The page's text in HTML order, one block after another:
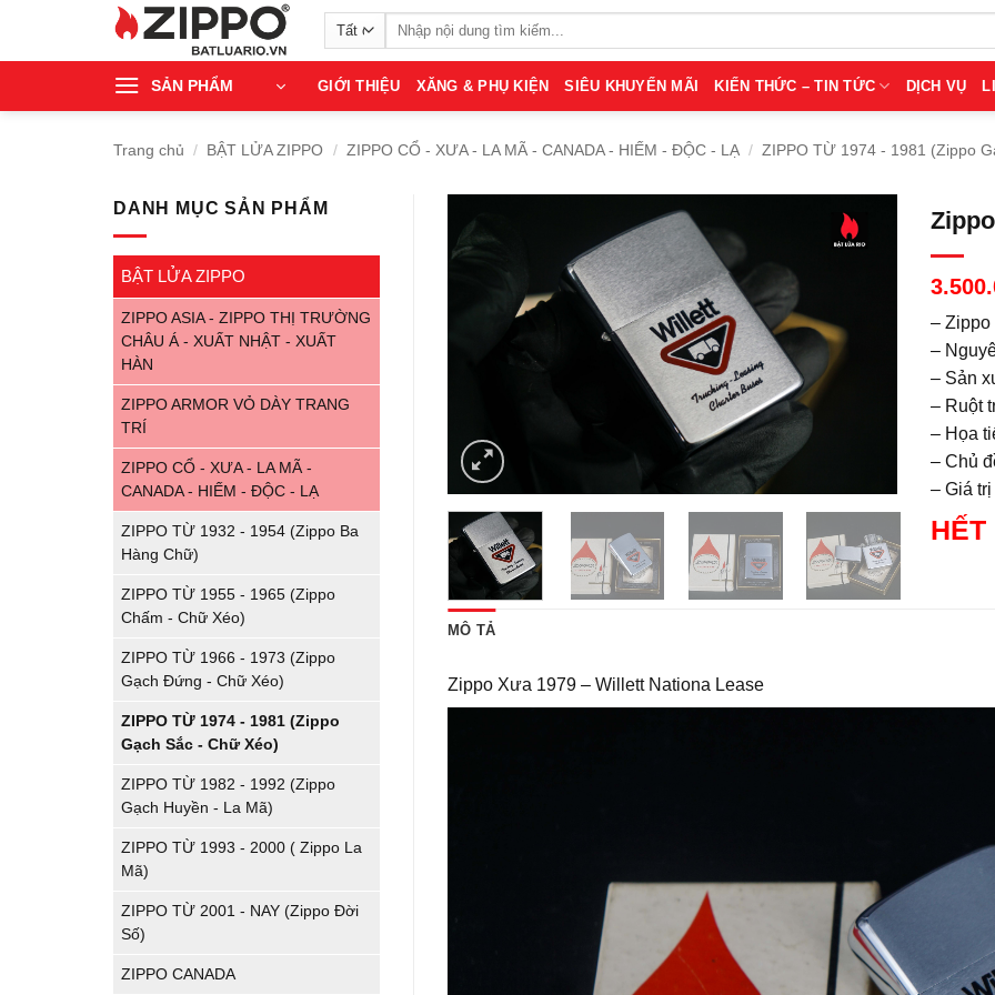
Tìm
kiếm:
SẢN PHẨM GIỚI THIỆU XĂNG & PHỤ KIỆN SIÊU KHUYẾN MÃI KIẾN THỨC – TIN TỨC DỊCH VỤ
Trang chủ / BẬT LỬA ZIPPO / ZIPPO CỔ - XƯA - LA MÃ - CANADA - HIẾM - ĐỘC - LẠ / ZIPPO TỪ 1974 - 1981 (Zippo
DANH MỤC SẢN PHẨM
BẬT LỬA ZIPPO
ZIPPO ASIA - ZIPPO THỊ TRƯỜNG
CHÂU Á - XUẤT NHẬT - XUẤT
HÀN
ZIPPO ARMOR VỎ DÀY TRANG
TRÍ
ZIPPO CỔ - XƯA - LA MÃ -
CANADA - HIẾM - ĐỘC - LẠ
ZIPPO TỪ 1932 - 1954 (Zippo Ba
Hàng Chữ)
ZIPPO TỪ 1955 - 1965 (Zippo
Chấm - Chữ Xéo)
ZIPPO TỪ 1966 - 1973 (Zippo
Gạch Đứng - Chữ Xéo)
ZIPPO TỪ 1974 - 1981 (Zippo
Gạch Sắc - Chữ Xéo)
ZIPPO TỪ 1982 - 1992 (Zippo
Gạch Huyền - La Mã)
ZIPPO TỪ 1993 - 2000 ( Zippo La
Mã)
ZIPPO TỪ 2001 - NAY (Zippo Đời
Số)
ZIPPO CANADA
– Zippo
–
– Sản
– Ruột
– Họa
– Chủ
– Giá
HẾT
MÔ TẢ
Zippo Xưa 1979 – Willett Nationa Lease